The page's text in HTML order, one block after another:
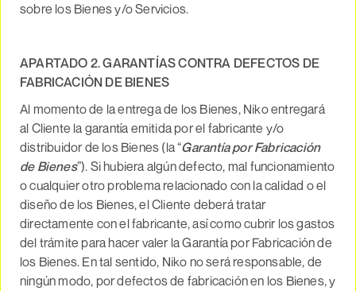
sobre los Bienes y/o Servicios.
APARTADO 2. GARANTÍAS CONTRA DEFECTOS DE
FABRICACIÓN DE BIENES
Al momento de la entrega de los Bienes, Niko entregará
al Cliente la garantía emitida por el fabricante y/o
distribuidor de los Bienes (la “Garantía por Fabricación
de Bienes”). Si hubiera algún defecto, mal funcionamiento
o cualquier otro problema relacionado con la calidad o el
diseño de los Bienes, el Cliente deberá tratar
directamente con el fabricante, así como cubrir los gastos
del trámite para hacer valer la Garantía por Fabricación de
los Bienes. En tal sentido, Niko no será responsable, de
ningún modo, por defectos de fabricación en los Bienes, y